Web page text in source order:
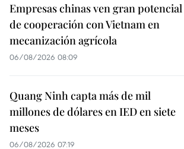
Empresas chinas ven gran potencial
de cooperación con Vietnam en
mecanización agrícola
06/08/2026 08:09
Quang Ninh capta más de mil
millones de dólares en IED en siete
meses
06/08/2026 07:19